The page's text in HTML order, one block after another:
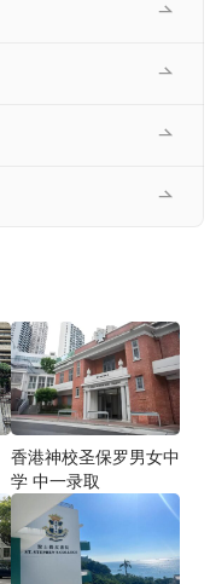
香港神校圣保罗男女中
学 中一录取